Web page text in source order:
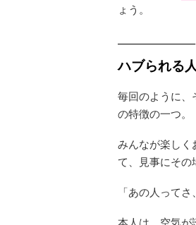
ょう。
ハブられる
毎回のように、
の特徴の一つ。
みんなが楽しく
て、見事にその
「あの人って
本人は、空気が